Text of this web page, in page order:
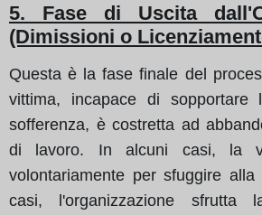
5. Fase di Uscita
(Dimissioni o
Questa è la fase finale del
vittima, incapace di
sofferenza, è costretta ad
di lavoro. In alcuni casi, la
volontariamente per sfuggire
casi, l'organizzazione sfrutta